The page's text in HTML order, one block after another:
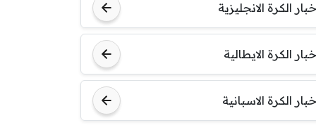
الكرة الانجليزية
الكرة الايطالية
الكرة الاسبانية